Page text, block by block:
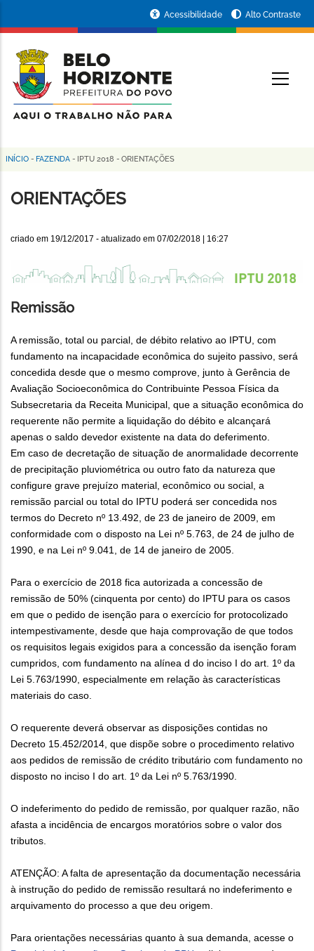
conteúdo
principal
da
Prefeitura
de
Horizonte
Acessibilidade Alto Contraste
Trilha
de
INÍCIO - FAZENDA - IPTU 2018 - ORIENTAÇÕES
ORIENTAÇÕES
criado em 19/12/2017 - atualizado em 07/02/2018 | 16:27
Remissão
A remissão, total ou parcial, de débito relativo ao IPTU, com
fundamento na incapacidade econômica do sujeito passivo, será
concedida desde que o mesmo comprove, junto à Gerência de
Avaliação Socioeconômica do Contribuinte Pessoa Física da
Subsecretaria da Receita Municipal, que a situação econômica do
requerente não permite a liquidação do débito e alcançará
apenas o saldo devedor existente na data do deferimento.
Em caso de decretação de situação de anormalidade decorrente
de precipitação pluviométrica ou outro fato da natureza que
configure grave prejuízo material, econômico ou social, a
remissão parcial ou total do IPTU poderá ser concedida nos
termos do Decreto nº 13.492, de 23 de janeiro de 2009, em
conformidade com o disposto na Lei nº 5.763, de 24 de julho de
1990, e na Lei nº 9.041, de 14 de janeiro de 2005.
Para o exercício de 2018 fica autorizada a concessão de
remissão de 50% (cinquenta por cento) do IPTU para os casos
em que o pedido de isenção para o exercício for protocolizado
intempestivamente, desde que haja comprovação de que todos
os requisitos legais exigidos para a concessão da isenção foram
cumpridos, com fundamento na alínea d do inciso I do art. 1º da
Lei 5.763/1990, especialmente em relação às características
materiais do caso.
O requerente deverá observar as disposições contidas no
Decreto 15.452/2014, que dispõe sobre o procedimento relativo
aos pedidos de remissão de crédito tributário com fundamento no
disposto no inciso I do art. 1º da Lei nº 5.763/1990.
O indeferimento do pedido de remissão, por qualquer razão, não
afasta a incidência de encargos moratórios sobre o valor dos
tributos.
ATENÇÃO: A falta de apresentação da documentação necessária
à instrução do pedido de remissão resultará no indeferimento e
arquivamento do processo a que deu origem.
Para orientações necessárias quanto à sua demanda, acesse o